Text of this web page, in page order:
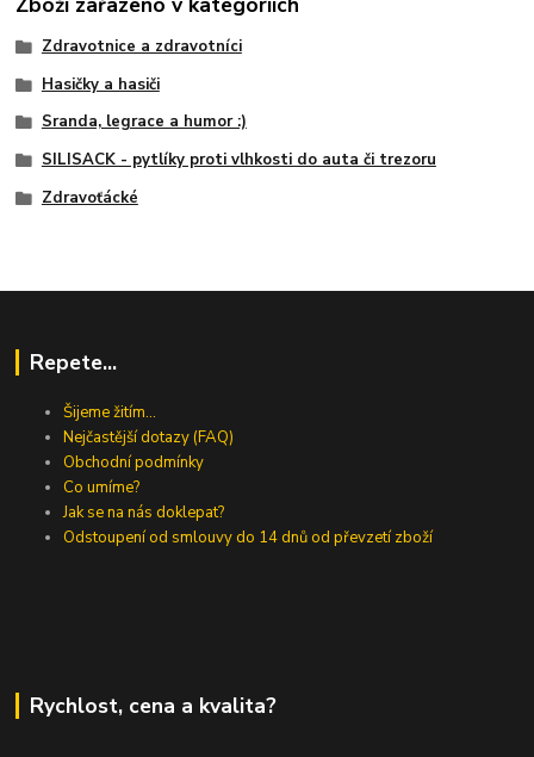
Zdravotnice a zdravotníci
Hasičky a hasiči
Sranda, legrace a humor :)
SILISACK - pytlíky proti vlhkosti do auta či trezoru
Zdravoťácké
Repete...
Šijeme žitím...
Nejčastější dotazy (FAQ)
Obchodní podmínky
Co umíme?
Jak se na nás doklepat?
Odstoupení od smlouvy do 14 dnů od převzetí zboží
Rychlost, cena a kvalita?